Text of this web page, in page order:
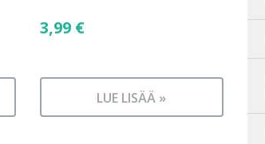
3,99 €
LUE LISÄÄ »